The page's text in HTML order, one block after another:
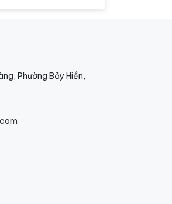
Phường Bảy Hiền,